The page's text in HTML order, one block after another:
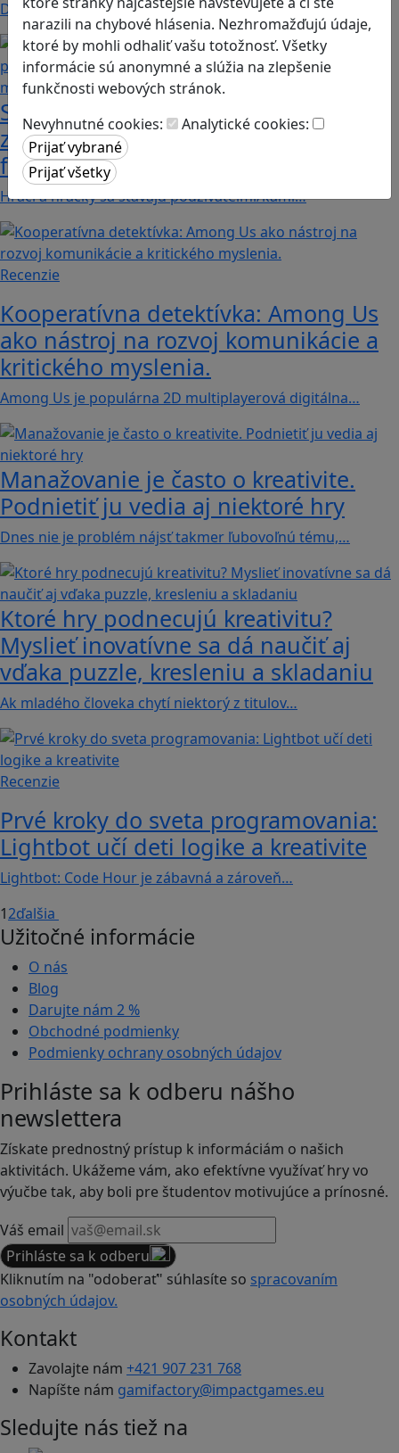
narazili na chybové hlásenia. Nezhromažďujú údaje,
ktoré by mohli odhaliť vašu totožnosť. Všetky
informácie sú anonymné a slúžia na zlepšenie
funkčnosti webových stránok.
Nevyhnutné cookies:
Analytické cookies:
Dvaja hráči simultánne lúštia bizarné logické…
Stanete sa influencerom, keď budete
zdieľať iba pravdivé, nie alternatívne
fakty? Dozviete sa v hre Follow me
Hráči a hráčky sa stávajú používateľmi/kami…
Recenzie
Kooperatívna detektívka: Among Us
ako nástroj na rozvoj komunikácie a
kritického myslenia.
Among Us je populárna 2D multiplayerová digitálna…
Manažovanie je často o kreativite.
Podnietiť ju vedia aj niektoré hry
Dnes nie je problém nájsť takmer ľubovoľnú tému,…
Ktoré hry podnecujú kreativitu?
Myslieť inovatívne sa dá naučiť aj
vďaka puzzle, kresleniu a skladaniu
Ak mladého človeka chytí niektorý z titulov…
Recenzie
Prvé kroky do sveta programovania:
Lightbot učí deti logike a kreativite
Lightbot: Code Hour je zábavná a zároveň…
12ďalšia
Užitočné informácie
O nás
Blog
Darujte nám 2 %
Obchodné podmienky
Podmienky ochrany osobných údajov
Prihláste sa k odberu nášho
newslettera
Získate prednostný prístup k informáciám o našich
aktivitách. Ukážeme vám, ako efektívne využívať hry vo
výučbe tak, aby boli pre študentov motivujúce a prínosné.
Váš email
Prihláste sa k odberu
Kliknutím na "odoberať" súhlasíte so spracovaním
osobných údajov.
Kontakt
Zavolajte nám +421 907 231 768
Napíšte nám gamifactory@impactgames.eu
Sledujte nás tiež na